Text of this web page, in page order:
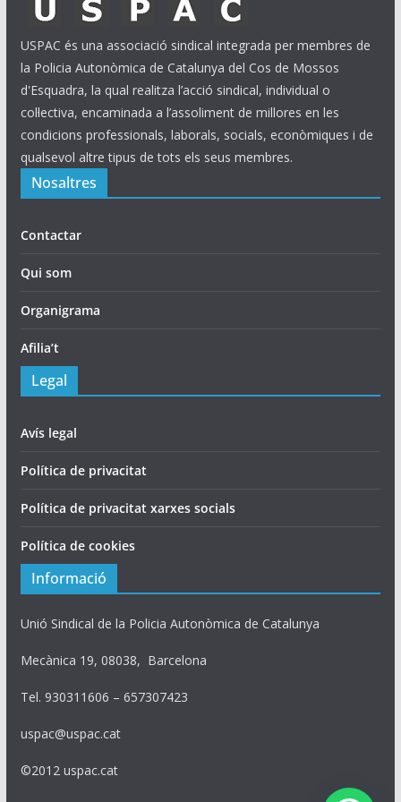
USPAC és una associació sindical integrada per membres de
la Policia Autonòmica de Catalunya del Cos de Mossos
d'Esquadra, la qual realitza l’acció sindical, individual o
col·lectiva, encaminada a l’assoliment de millores en les
condicions professionals, laborals, socials, econòmiques i de
qualsevol altre tipus de tots els seus membres.
Nosaltres
Contactar
Qui som
Organigrama
Afilia’t
Legal
Avís legal
Política de privacitat
Política de privacitat xarxes socials
Política de cookies
Informació
Unió Sindical de la Policia Autonòmica de Catalunya
Mecànica 19, 08038, Barcelona
Tel. 930311606 – 657307423
uspac@uspac.cat
©2012 uspac.cat